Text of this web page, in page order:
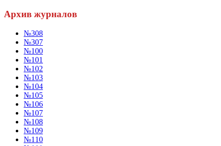
Архив журналов
№308
№307
№100
№101
№102
№103
№104
№105
№106
№107
№108
№109
№110